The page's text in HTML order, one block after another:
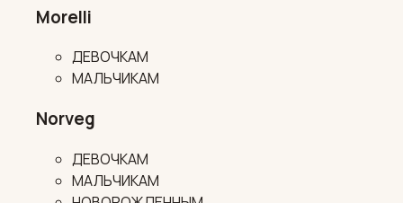
Morelli
ДЕВОЧКАМ
МАЛЬЧИКАМ
Norveg
ДЕВОЧКАМ
МАЛЬЧИКАМ